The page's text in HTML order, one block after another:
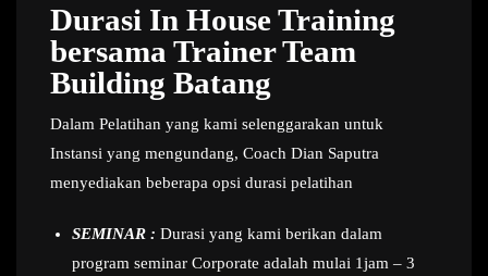
Durasi In House Training
bersama Trainer Team
Building Batang
Dalam Pelatihan yang kami selenggarakan untuk
Instansi yang mengundang, Coach Dian Saputra
menyediakan beberapa opsi durasi pelatihan
SEMINAR : Durasi yang kami berikan dalam
program seminar Corporate adalah mulai 1jam – 3